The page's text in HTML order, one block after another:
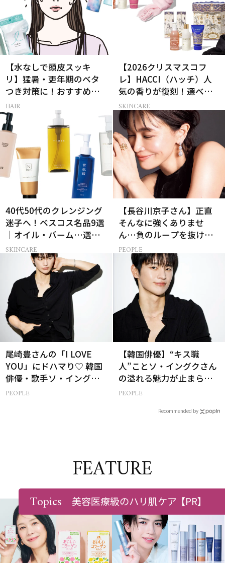
【水なしで頭皮スッキ
リ】猛暑・更年期のベタ
つき対策に！おすすめ最
新ドライシャンプー4選
HAIR
【2026クリスマスコフ
レ】HACCI（ハッチ）人
気の香りが復刻！選べる
コフレが楽しい♡
SKINCARE
40代50代のクレンジング
迷子へ！ベスコス名品9選
｜オイル・バーム…選び
方の正解は？
SKINCARE
【長谷川京子さん】正直
そんなに強くありませ
ん…負のループを抜ける
15分の習慣とは?
PEOPLE
尾崎豊さんの「I LOVE
YOU」にドハマり♡ 韓国
俳優・歌手ソ・イングク
さんの音楽がすべての人
PEOPLE
【韓国俳優】“キス職
人”ことソ・イングクさん
の溢れる魅力が止まらな
い【特別画像集】
PEOPLE
Recommended by
FEATURE
Topics 美容医療級のハリ肌ケア【PR】